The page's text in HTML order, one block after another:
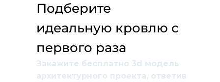
Подберите
идеальную кровлю с
первого раза
Закажите бесплатно 3d модель
архитектурного проекта, ответив